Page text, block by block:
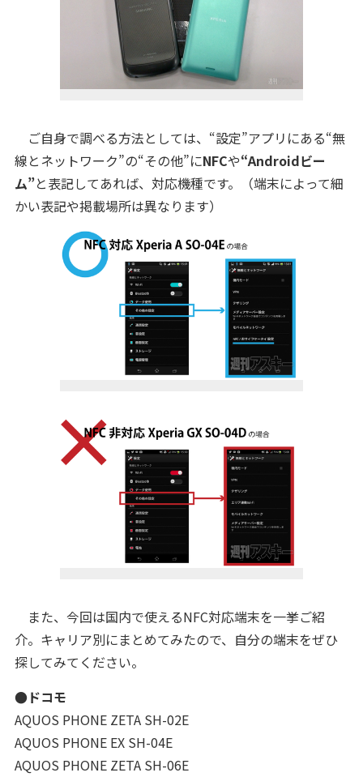
ご自身で調べる方法としては、“設定”アプリにある“無
線とネットワーク”の“その他”にNFCや“Androidビー
ム”と表記してあれば、対応機種です。（端末によって細
かい表記や掲載場所は異なります）
また、今回は国内で使えるNFC対応端末を一挙ご紹
介。キャリア別にまとめてみたので、自分の端末をぜひ
探してみてください。
●ドコモ
AQUOS PHONE ZETA SH-02E
AQUOS PHONE EX SH-04E
AQUOS PHONE ZETA SH-06E